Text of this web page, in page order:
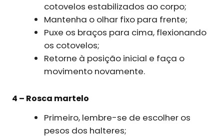
cotovelos estabilizados ao corpo;
Mantenha o olhar fixo para frente;
Puxe os braços para cima, flexionando
os cotovelos;
Retorne à posição inicial e faça o
movimento novamente.
4 – Rosca martelo
Primeiro, lembre-se de escolher os
pesos dos halteres;